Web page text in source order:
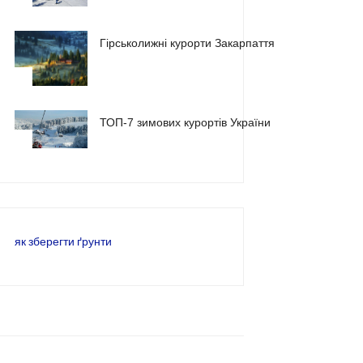
Гірськолижні курорти Закарпаття
ТОП-7 зимових курортів України
як зберегти ґрунти